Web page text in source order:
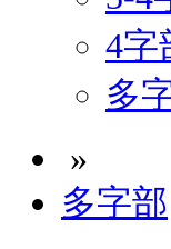
4字
多
»
多字部